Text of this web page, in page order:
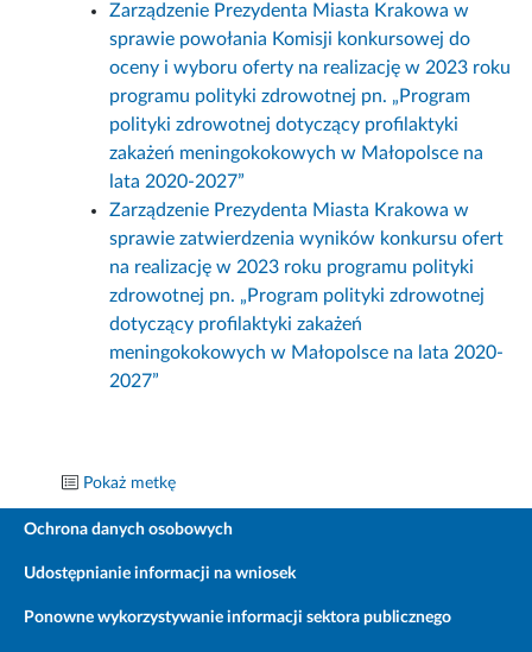
Zarządzenie Prezydenta Miasta Krakowa w
sprawie powołania Komisji konkursowej do
oceny i wyboru oferty na realizację w 2023 roku
programu polityki zdrowotnej pn. „Program
polityki zdrowotnej dotyczący profilaktyki
zakażeń meningokokowych w Małopolsce na
lata 2020-2027”
Zarządzenie Prezydenta Miasta Krakowa w
sprawie zatwierdzenia wyników konkursu ofert
na realizację w 2023 roku programu polityki
zdrowotnej pn. „Program polityki zdrowotnej
dotyczący profilaktyki zakażeń
meningokokowych w Małopolsce na lata 2020-
2027”
Pokaż metkę
Ochrona danych osobowych
Udostępnianie informacji na wniosek
Ponowne wykorzystywanie informacji sektora publicznego